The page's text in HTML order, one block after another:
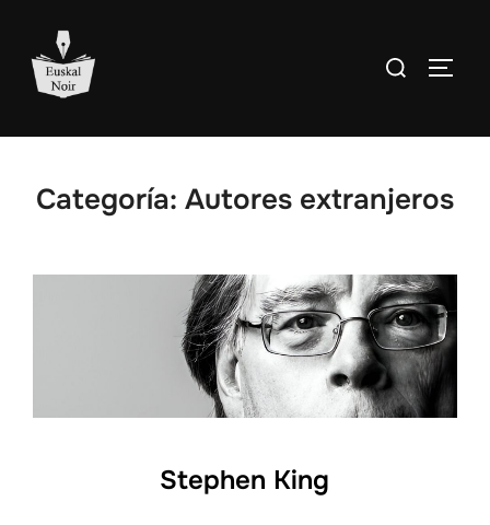
contenido
Buscar:
Categoría: Autores extranjeros
Stephen King